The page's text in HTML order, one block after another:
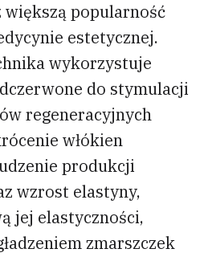
popularność
estetycznej.
wykorzystuje
do stymulacji
regeneracyjnych
włókien
produkcji
wzrost elastyny,
jej elastyczności,
zmarszczek